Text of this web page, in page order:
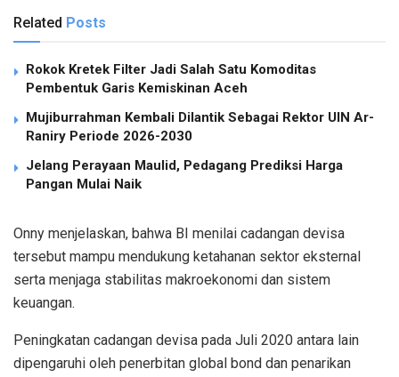
Related Posts
Rokok Kretek Filter Jadi Salah Satu Komoditas
Pembentuk Garis Kemiskinan Aceh
Mujiburrahman Kembali Dilantik Sebagai Rektor UIN Ar-
Raniry Periode 2026-2030
Jelang Perayaan Maulid, Pedagang Prediksi Harga
Pangan Mulai Naik
Onny menjelaskan, bahwa BI menilai cadangan devisa
tersebut mampu mendukung ketahanan sektor eksternal
serta menjaga stabilitas makroekonomi dan sistem
keuangan.
Peningkatan cadangan devisa pada Juli 2020 antara lain
dipengaruhi oleh penerbitan global bond dan penarikan